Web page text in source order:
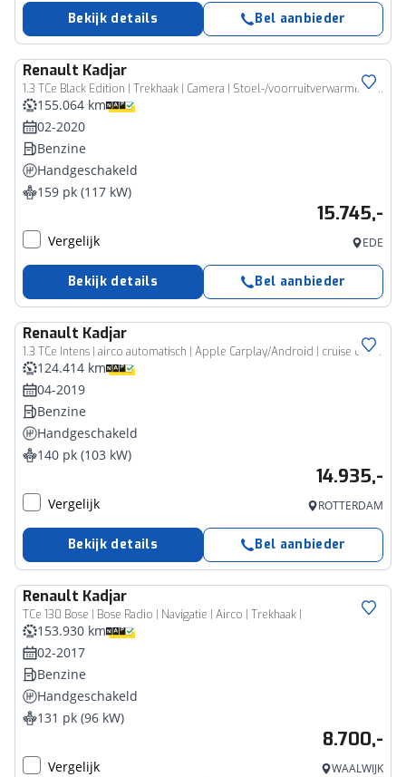
Bekijk details Bel aanbieder
Renault Kadjar
1.3 TCe Black Edition | Trekhaak | Camera | Stoel-/voorruitverwarming | 19" LM | Navi | Clima | Bose Audio | Keyless | Dodehoek detectie | LED | BTW Auto |
155.064 km
02-2020
Benzine
Handgeschakeld
159 pk (117 kW)
15.745,-
Vergelijk EDE
Bekijk details Bel aanbieder
Renault Kadjar
1.3 TCe Intens | airco automatisch | Apple Carplay/Android | cruise control | lederen/stof bekleding| LED koplampen | lichtmetalen velgen 18" | navigatiesysteem full map |
124.414 km
04-2019
Benzine
Handgeschakeld
140 pk (103 kW)
14.935,-
Vergelijk ROTTERDAM
Bekijk details Bel aanbieder
Renault Kadjar
TCe 130 Bose | Bose Radio | Navigatie | Airco | Trekhaak |
153.930 km
02-2017
Benzine
Handgeschakeld
131 pk (96 kW)
8.700,-
Vergelijk WAALWIJK